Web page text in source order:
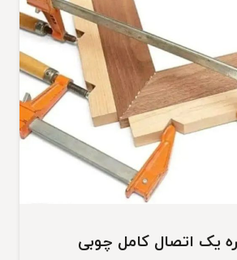
یک اتصال کامل چوبی